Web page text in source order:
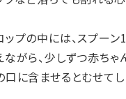
ップの中には、スプー
ながら、少しずつ赤ち
口に含ませるとむせて